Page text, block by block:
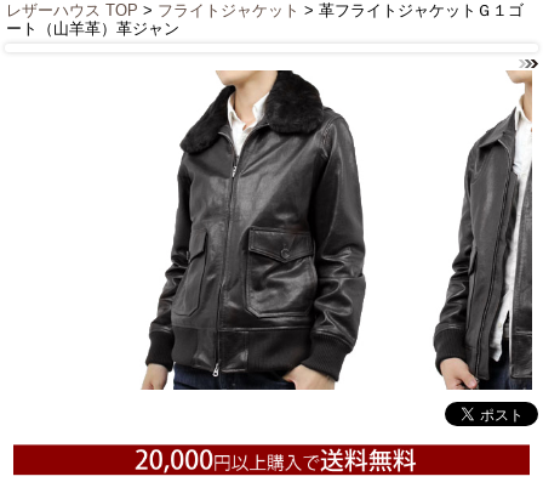
レザーハウス TOP > フライトジャケット > 革フライトジャケットＧ１ゴ
ート（山羊革）革ジャン